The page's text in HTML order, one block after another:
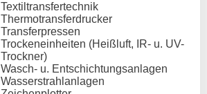
Textiltransfertechnik
Thermotransferdrucker
Transferpressen
Trockeneinheiten (Heißluft, IR- u. UV-
Trockner)
Wasch- u. Entschichtungsanlagen
Wasserstrahlanlagen